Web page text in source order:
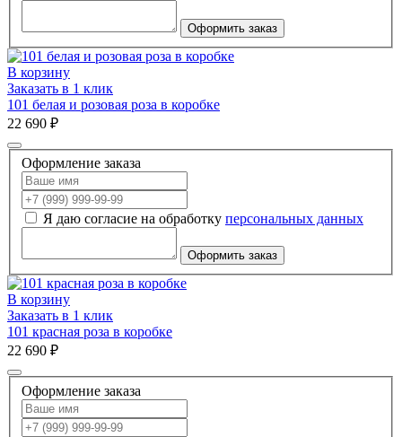
Оформить заказ
В корзину
Заказать в 1 клик
101 белая и розовая роза в коробке
22 690 ₽
Оформление заказа
Я даю согласие на обработку персональных данных
Оформить заказ
В корзину
Заказать в 1 клик
101 красная роза в коробке
22 690 ₽
Оформление заказа